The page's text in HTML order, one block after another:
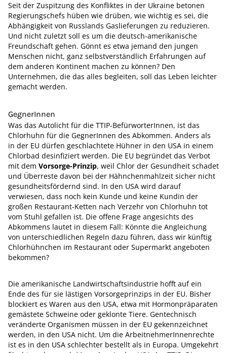
Seit der Zuspitzung des Konfliktes in der Ukraine betonen
Regierungschefs hüben wie drüben, wie wichtig es sei, die
Abhängigkeit von Russlands Gaslieferungen zu reduzieren.
Und nicht zuletzt soll es um die deutsch-amerikanische
Freundschaft gehen. Gönnt es etwa jemand den jungen
Menschen nicht, ganz selbstverständlich Erfahrungen auf
dem anderen Kontinent machen zu können? Den
Unternehmen, die das alles begleiten, soll das Leben leichter
gemacht werden.
GegnerInnen
Was das Autolicht für die TTIP-BefürworterInnen, ist das
Chlorhuhn für die GegnerInnen des Abkommen. Anders als
in der EU dürfen geschlachtete Hühner in den USA in einem
Chlorbad desinfiziert werden. Die EU begründet das Verbot
mit dem Vorsorge-Prinzip, weil Chlor der Gesundheit schadet
und Überreste davon bei der Hähnchenmahlzeit sicher nicht
gesundheitsfördernd sind. In den USA wird darauf
verwiesen, dass noch kein Kunde und keine Kundin der
großen Restaurant-Ketten nach Verzehr von Chlorhuhn tot
vom Stuhl gefallen ist. Die offene Frage angesichts des
Abkommens lautet in diesem Fall: Könnte die Angleichung
von unterschiedlichen Regeln dazu führen, dass wir künftig
Chlorhühnchen im Restaurant oder Supermarkt angeboten
bekommen?
Die amerikanische Landwirtschaftsindustrie hofft auf ein
Ende des für sie lästigen Vorsorgeprinzips in der EU. Bisher
blockiert es Waren aus den USA, etwa mit Hormonpräparaten
gemästete Schweine oder geklonte Tiere. Gentechnisch
veränderte Organismen müssen in der EU gekennzeichnet
werden, in den USA nicht. Um die ArbeitnehmerInnenrechte
ist es in den USA schlechter bestellt als in Europa. Umgekehrt